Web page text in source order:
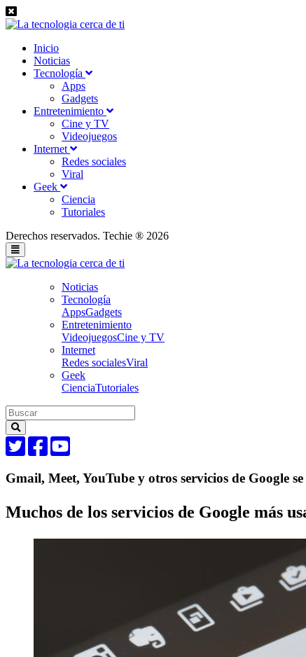
Inicio
Noticias
Tecnología
Apps
Gadgets
Entretenimiento
Cine y TV
Videojuegos
Internet
Redes sociales
Viral
Geek
Ciencia
Tutoriales
Derechos reservados. Techie ® 2026
Noticias
Tecnología
AppsGadgets
Entretenimiento
VideojuegosCine y TV
Internet
Redes socialesViral
Geek
CienciaTutoriales
Gmail, Meet, YouTube y otros servicios de Google
Muchos de los servicios de Google más